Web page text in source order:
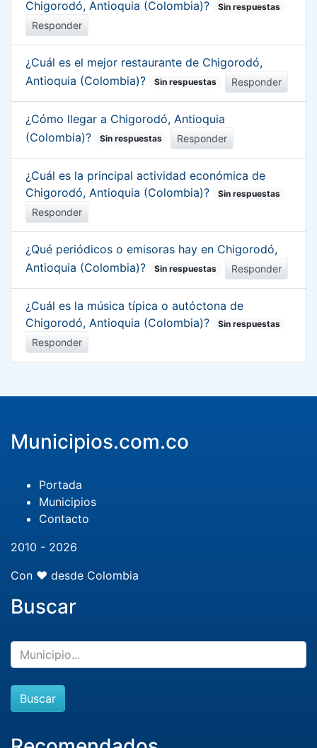
Chigorodó, Antioquia (Colombia)?
Sin respuestas
Responder
¿Cuál es el mejor restaurante de Chigorodó,
Antioquia (Colombia)?
Sin respuestas Responder
¿Cómo llegar a Chigorodó, Antioquia
(Colombia)?
Sin respuestas Responder
¿Cuál es la principal actividad económica de
Chigorodó, Antioquia (Colombia)?
Sin respuestas
Responder
¿Qué periódicos o emisoras hay en Chigorodó,
Antioquia (Colombia)?
Sin respuestas Responder
¿Cuál es la música típica o autóctona de
Chigorodó, Antioquia (Colombia)?
Sin respuestas
Responder
Municipios.com.co
Portada
Municipios
Contacto
2010 - 2026
Con ❤️ desde Colombia
Buscar
Buscar